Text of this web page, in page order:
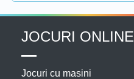
JOCURI ONLINE
Jocuri cu masini